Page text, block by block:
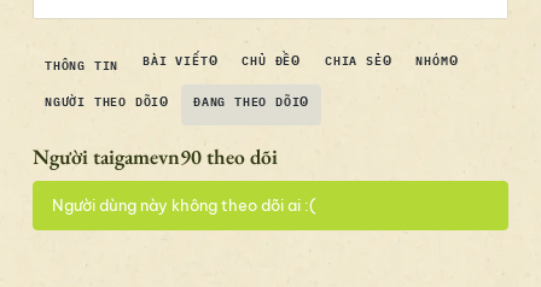
THÔNG TIN BÀI VIẾT0 CHỦ ĐỀ0 CHIA SẺ0 NHÓM0
NGƯỜI THEO DÕI0 ĐANG THEO DÕI0
Người taigamevn90 theo dõi
Người dùng này không theo dõi ai :(